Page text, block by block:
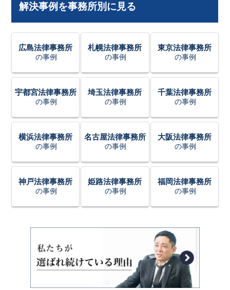
解決事例を事務所別に見る
広島法律事務所
の事例
札幌法律事務所
の事例
東京法律事務所
の事例
宇都宮法律事務所
の事例
埼玉法律事務所
の事例
千葉法律事務所
の事例
横浜法律事務所
の事例
名古屋法律事務所
の事例
大阪法律事務所
の事例
神戸法律事務所
の事例
姫路法律事務所
の事例
福岡法律事務所
の事例